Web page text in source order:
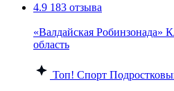
4.9 183 отзыва
«Валдайская Робинзонада»
область
Топ! Спорт